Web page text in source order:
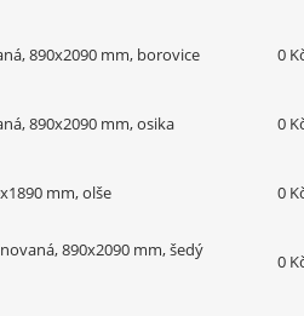
890x2090 mm, borovice 0
890x2090 mm, osika 0
mm, olše 0
890x2090 mm, šedý
0